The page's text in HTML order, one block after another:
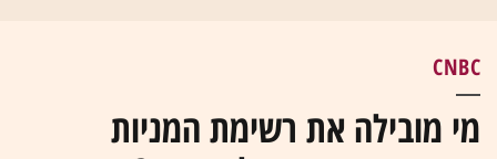
CNBC
מי מובילה את רשימת המניות